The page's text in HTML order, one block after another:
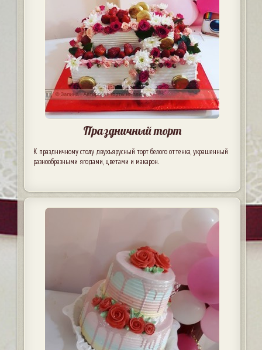
Праздничный торт
К праздничному столу двухъярусный торт белого оттенка, украшенный
разнообразными ягодами, цветами и макарон.